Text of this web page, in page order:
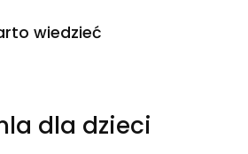
wiedzieć
dla dzieci